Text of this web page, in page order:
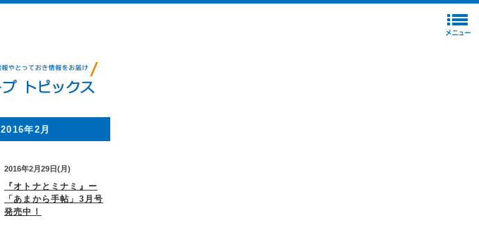
2016年2月
2016年2月29日(月)
『オトナとミナミ』ー
「あまから手帖」3月号
発売中！